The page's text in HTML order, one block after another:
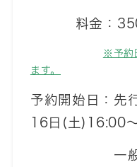
料金：
※予約
ます。
予約開始日：
16日(土)16:00
一